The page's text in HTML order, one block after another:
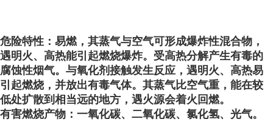
危险特性：易燃，其蒸气与空气可形成爆炸性混合物，
遇明火、高热能引起燃烧爆炸。受高热分解产生有毒的
腐蚀性烟气。与氧化剂接触发生反应，遇明火、高热易
引起燃烧，并放出有毒气体。其蒸气比空气重，能在较
低处扩散到相当远的地方，遇火源会着火回燃。
有害燃烧产物：一氧化碳、二氧化碳、氯化氢、光气。